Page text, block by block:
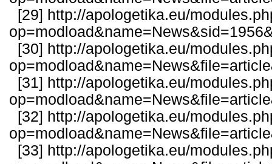
[29] http://apologetika.eu/
[30] http://apologetika.eu/
[31] http://apologetika.eu/
[32] http://apologetika.eu/
[33] http://apologetika.eu/